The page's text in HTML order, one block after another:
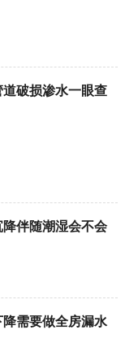
破损渗水一眼查
伴随潮湿会不会
需要做全房漏水